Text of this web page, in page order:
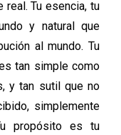
Tu esencia, tu
y natural que
al mundo. Tu
tan simple como
y tan sutil que no
simplemente
propósito es tu